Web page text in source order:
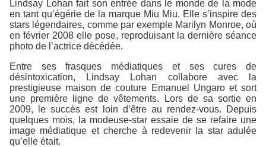
Lindsay Lohan fait son entrée dans le monde de la mode
en tant qu’égérie de la marque Miu Miu. Elle s’inspire des
stars légendaires, comme par exemple Marilyn Monroe, où
en février 2008 elle pose, reproduisant la dernière séance
photo de l’actrice décédée.
Entre ses frasques médiatiques et ses cures de
désintoxication, Lindsay Lohan collabore avec la
prestigieuse maison de couture Emanuel Ungaro et sort
une première ligne de vêtements. Lors de sa sortie en
2009, le succès est loin d’être au rendez-vous. Depuis
quelques mois, la modeuse-star essaie de se refaire une
image médiatique et cherche à redevenir la star adulée
qu’elle était.